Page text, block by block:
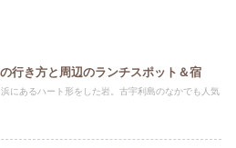
行き方と周辺のランチスポット＆宿
にあるハート形をした岩。古宇利島のなかでも人気